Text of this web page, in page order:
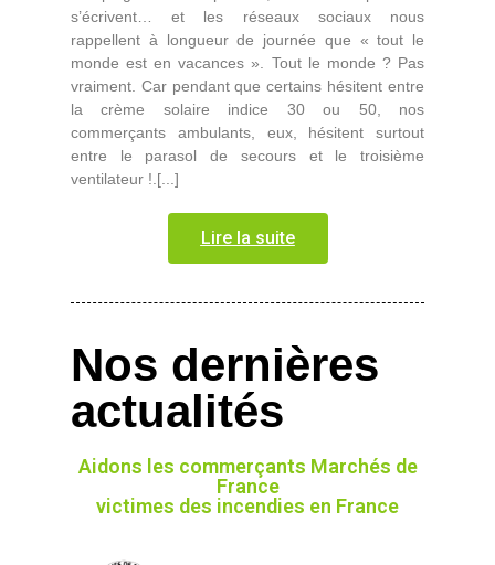
s’écrivent… et les réseaux sociaux nous
rappellent à longueur de journée que « tout le
monde est en vacances ». Tout le monde ? Pas
vraiment. Car pendant que certains hésitent entre
la crème solaire indice 30 ou 50, nos
commerçants ambulants, eux, hésitent surtout
entre le parasol de secours et le troisième
ventilateur !.[...]
Lire la suite
Nos dernières
actualités
Aidons les commerçants Marchés de
France
victimes des incendies en France